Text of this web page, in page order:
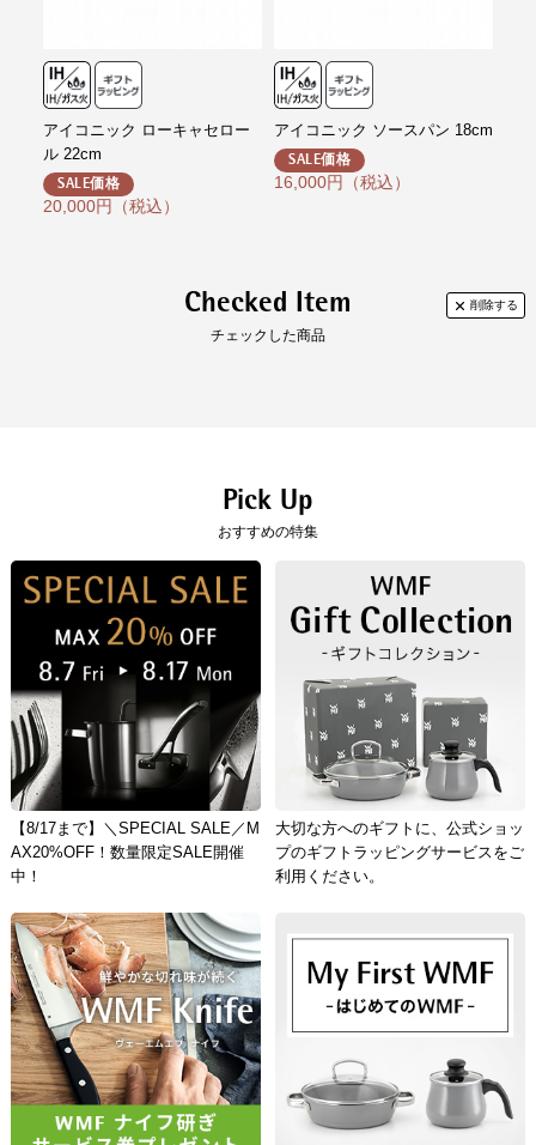
あり
奥行き (mm):338
高さ (mm):133
重量 (g):3,700
熱源
ガス/IHクッキングヒーター/電気コンロ/セラ
ミッククッキングヒーター/100V-200V
アイコニック ローキャセロー
ル 22cm
SALE価格
20,000円（税込）
アイコニック ソースパン 18cm
SALE価格
16,000円（税込）
Checked Item
チェックした商品
Pick Up
おすすめの特集
【8/17まで】＼SPECIAL SALE／M
AX20%OFF！数量限定SALE開催
中！
大切な方へのギフトに、公式ショッ
プのギフトラッピングサービスをご
利用ください。